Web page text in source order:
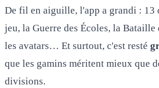
De fil en aiguille, l'app a grandi : 13
jeu, la Guerre des Écoles, la Bataille
les avatars… Et surtout, c'est resté
que les gamins méritent mieux que
divisions.